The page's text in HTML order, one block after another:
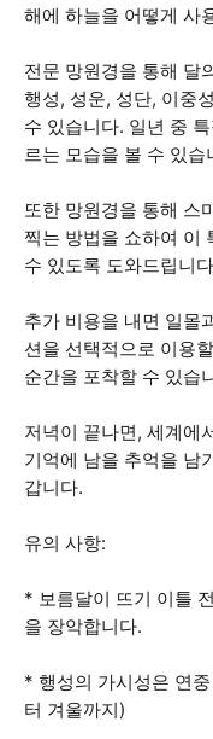
해에 하늘을 어떻게 사
전문 망원경을 통해 달
행성, 성운, 성단, 이중
수 있습니다. 일년 중
르는 모습을 볼 수 있습
또한 망원경을 통해 스
찍는 방법을 쇼하여 이
수 있도록 도와드립니
추가 비용을 내면 일몰
션을 선택적으로 이용
순간을 포착할 수 있습
저녁이 끝나면, 세계에
기억에 남을 추억을 남
갑니다.
유의 사항:
* 보름달이 뜨기 이틀
을 장악합니다.
* 행성의 가시성은 연
터 겨울까지)